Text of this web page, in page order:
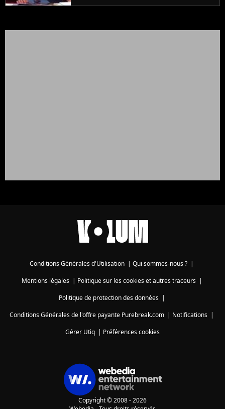
Conditions Générales d'Utilisation | Qui sommes-nous ? |
Mentions légales| Politique sur les cookies et autres traceurs|
Politique de protection des données|
Conditions Générales de l'offre payante Purebreak.com | Notifications |
Gérer Utiq | Préférences cookies
Copyright © 2008 - 2026